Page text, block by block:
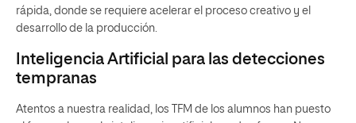
rápida, donde se requiere acelerar el proceso creativo y el
desarrollo de la producción.
Inteligencia Artificial para las detecciones
tempranas
Atentos a nuestra realidad, los TFM de los alumnos han puesto